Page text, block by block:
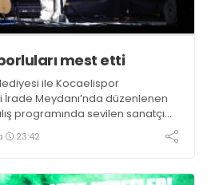
mest etti
ile Kocaelispor
Meydanı’nda düzenlenen
programında sevilen sanatçı
inletti.
23:42